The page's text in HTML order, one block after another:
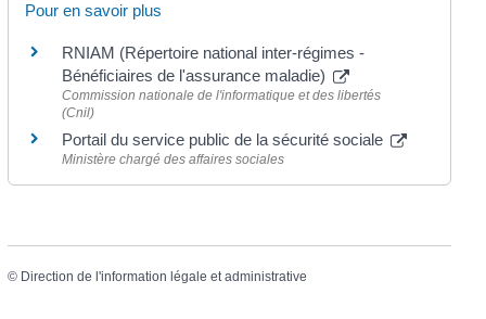
Pour en savoir plus
RNIAM (Répertoire national inter-régimes -
Bénéficiaires de l'assurance maladie)
Commission nationale de l'informatique et des libertés
(Cnil)
Portail du service public de la sécurité sociale
Ministère chargé des affaires sociales
© Direction de l'information légale et administrative